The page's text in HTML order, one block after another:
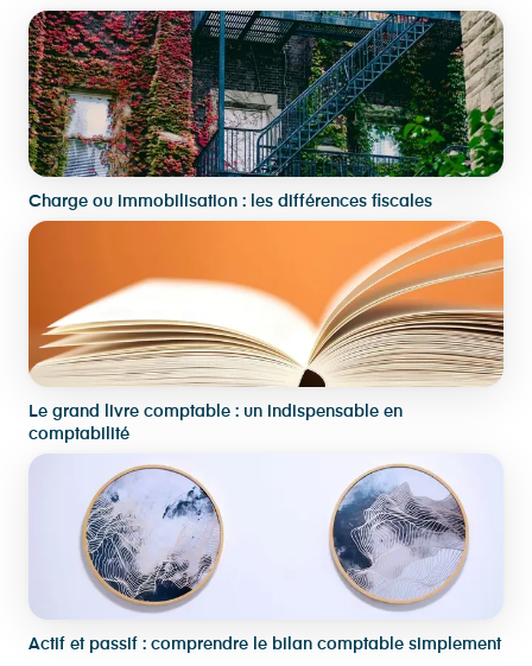
Charge ou immobilisation : les différences fiscales
Le grand livre comptable : un indispensable en
comptabilité
Actif et passif : comprendre le bilan comptable simplement